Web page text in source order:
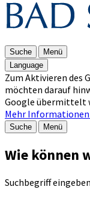
Suche
Menü
Language
Zum Aktivieren des
möchten darauf
Google übermittelt
Mehr
Suche Menü
Wie können
Suchbegriff eingeben